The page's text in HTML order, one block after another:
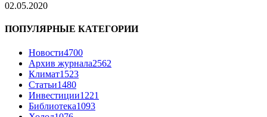
02.05.2020
ПОПУЛЯРНЫЕ КАТЕГОРИИ
Новости4700
Архив журнала2562
Климат1523
Статьи1480
Инвестиции1221
Библиотека1093